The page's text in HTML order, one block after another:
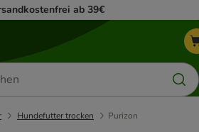
ab 39€
Hundefutter trocken Purizon